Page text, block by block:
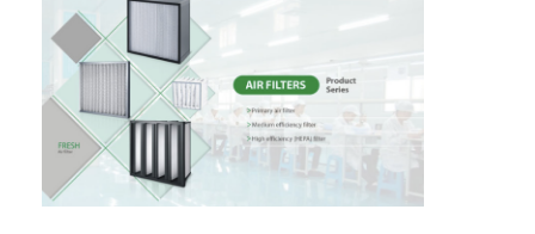
वीडियो
कारखाने का दौरा
गुणवत्ता नियंत्रण